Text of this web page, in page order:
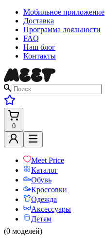
Мобильное приложение
Доставка
Программа лояльности
FAQ
Наш блог
Контакты
0
Meet Price
Каталог
Обувь
Кроссовки
Одежда
Аксессуары
Детям
(0 моделей)